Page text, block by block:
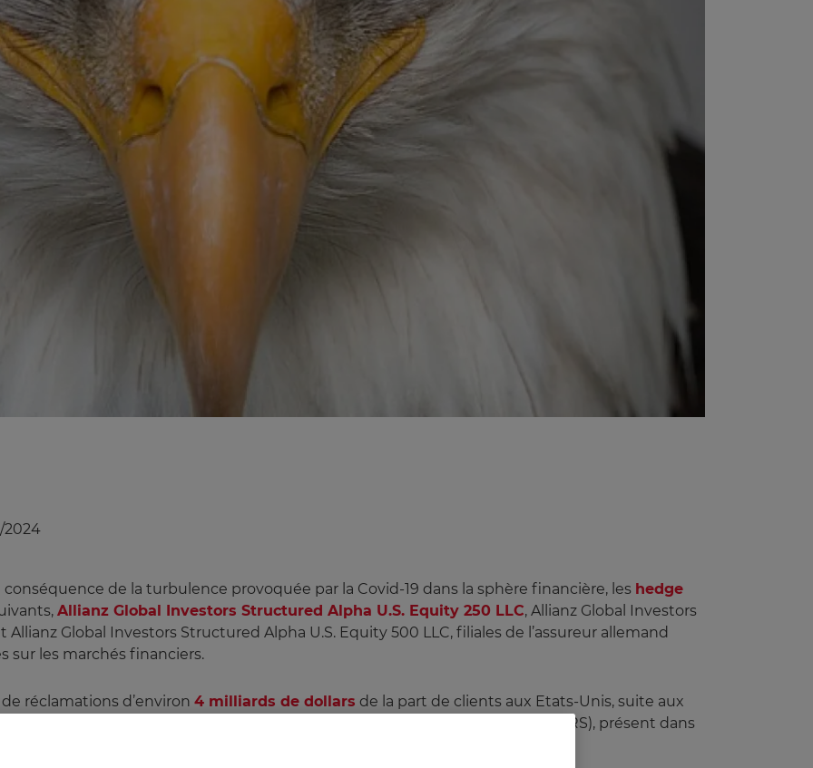
2024
de la turbulence provoquée par la Covid-19 dans la sphère financière, les hedge
Allianz Global Investors Structured Alpha U.S. Equity 250 LLC, Allianz Global Investors
Global Investors Structured Alpha U.S. Equity 500 LLC, filiales de l’assureur allemand
sur les marchés financiers.
réclamations d’environ 4 milliards de dollars de la part de clients aux Etats-Unis, suite aux
lesquels, un fonds de pension, l’Arkansas Teacher Retirement System (ATRS), présent dans
cités.